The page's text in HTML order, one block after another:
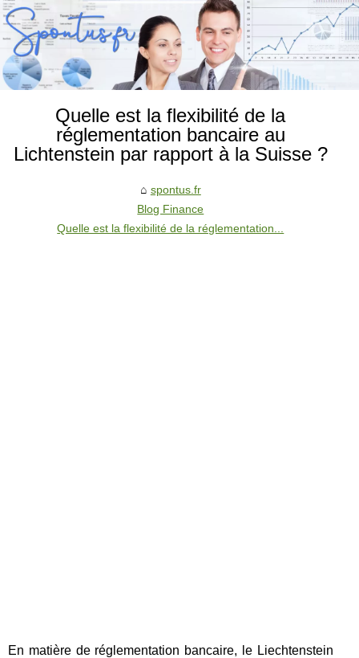
Quelle est la flexibilité de la
réglementation bancaire au
Lichtenstein par rapport à la Suisse ?
spontus.fr
Blog Finance
Quelle est la flexibilité de la réglementation...
En matière de réglementation bancaire, le Liechtenstein